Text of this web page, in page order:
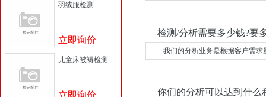
羽绒服检测
立即询价
儿童床被褥检测
立即询价
检测/分析需要多少钱?要
我们的分析业务是根据客户需求
你们的分析可以达到什么